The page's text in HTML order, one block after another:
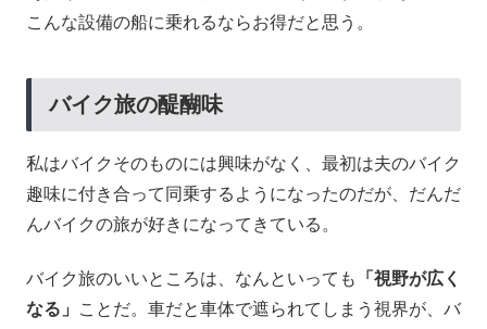
こんな設備の船に乗れるならお得だと思う。
バイク旅の醍醐味
私はバイクそのものには興味がなく、最初は夫のバイク
趣味に付き合って同乗するようになったのだが、だんだ
んバイクの旅が好きになってきている。
バイク旅のいいところは、なんといっても
「視野が広く
なる」
ことだ。車だと車体で遮られてしまう視界が、バ